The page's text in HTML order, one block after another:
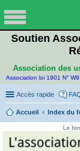
Soutien
Association des
Association loi 1901 N°
Accès rapide
Accueil
Index du
Le